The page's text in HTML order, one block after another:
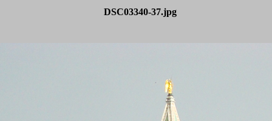
DSC03340-37.jpg